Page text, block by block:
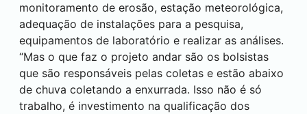
monitoramento de erosão, estação meteorológica,
adequação de instalações para a pesquisa,
equipamentos de laboratório e realizar as análises.
“Mas o que faz o projeto andar são os bolsistas
que são responsáveis pelas coletas e estão abaixo
de chuva coletando a enxurrada. Isso não é só
trabalho, é investimento na qualificação dos